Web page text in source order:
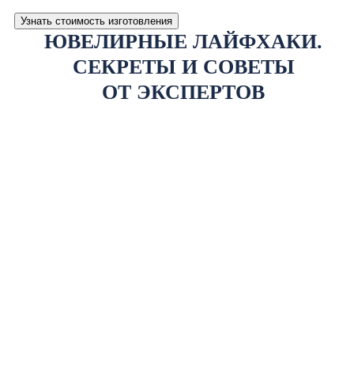
Узнать стоимость изготовления
ЮВЕЛИРНЫЕ ЛАЙФХАКИ.
СЕКРЕТЫ И СОВЕТЫ
ОТ ЭКСПЕРТОВ